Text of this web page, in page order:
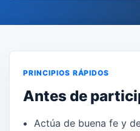
PRINCIPIOS RÁPIDOS
Antes de
Actúa de buena fe y